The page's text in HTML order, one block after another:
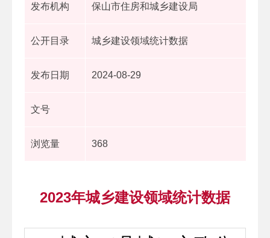
发布机构 保山市住房和城乡建设局
公开目录 城乡建设领域统计数据
发布日期 2024-08-29
文号
浏览量 368
2023年城乡建设领域统计数据